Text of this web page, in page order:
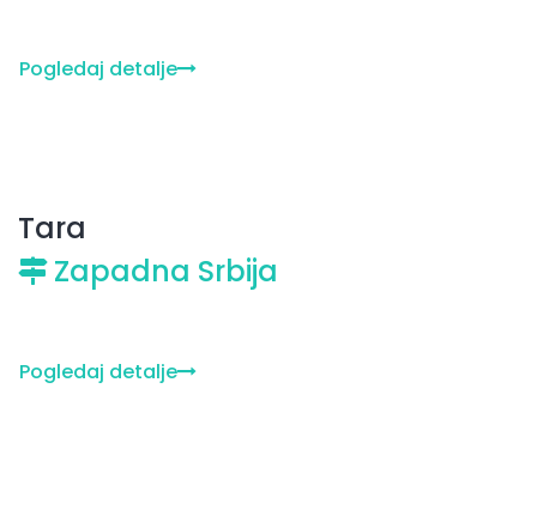
Pogledaj detalje
Tara
Zapadna Srbija
Pogledaj detalje